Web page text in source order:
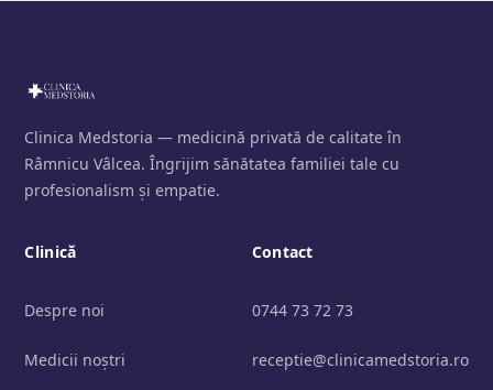
Clinica Medstoria — medicină privată de calitate în
Râmnicu Vâlcea. Îngrijim sănătatea familiei tale cu
profesionalism și empatie.
Clinică
Despre noi
Medicii noștri
Contact
0744 73 72 73
receptie@clinicamedstoria.ro